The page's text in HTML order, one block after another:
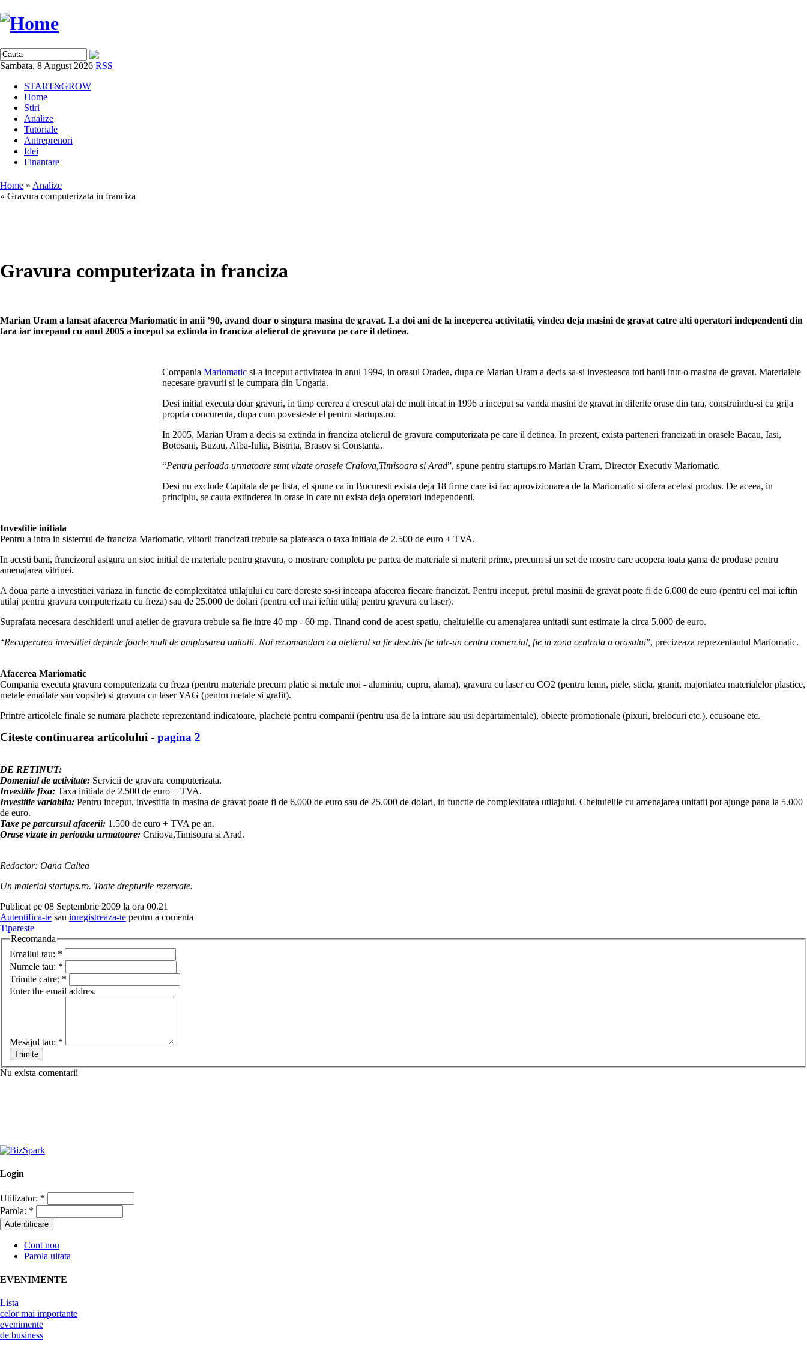
Sambata, 8 August 2026 RSS
START&GROW
Home
Stiri
Analize
Tutoriale
Antreprenori
Idei
Finantare
Home » Analize
» Gravura computerizata in franciza
Gravura computerizata in franciza
Marian Uram a lansat afacerea Mariomatic in anii ’90, avand doar o singura masina de gravat. La doi ani de la inceperea activitatii, vindea deja masini de gravat catre alti operatori independenti din
tara iar incepand cu anul 2005 a inceput sa extinda in franciza atelierul de gravura pe care il detinea.
Compania Mariomatic si-a inceput activitatea in anul 1994, in orasul Oradea, dupa ce Marian Uram a decis sa-si investeasca toti banii intr-o masina de gravat. Materialele
necesare gravurii si le cumpara din Ungaria.
Desi initial executa doar gravuri, in timp cererea a crescut atat de mult incat in 1996 a inceput sa vanda masini de gravat in diferite orase din tara, construindu-si cu grija
propria concurenta, dupa cum povesteste el pentru startups.ro.
In 2005, Marian Uram a decis sa extinda in franciza atelierul de gravura computerizata pe care il detinea. In prezent, exista parteneri francizati in orasele Bacau, Iasi,
Botosani, Buzau, Alba-Iulia, Bistrita, Brasov si Constanta.
“Pentru perioada urmatoare sunt vizate orasele Craiova,Timisoara si Arad”, spune pentru startups.ro Marian Uram, Director Executiv Mariomatic.
Desi nu exclude Capitala de pe lista, el spune ca in Bucuresti exista deja 18 firme care isi fac aprovizionarea de la Mariomatic si ofera acelasi produs. De aceea, in
principiu, se cauta extinderea in orase in care nu exista deja operatori independenti.
Investitie initiala
Pentru a intra in sistemul de franciza Mariomatic, viitorii francizati trebuie sa plateasca o taxa initiala de 2.500 de euro + TVA.
In acesti bani, francizorul asigura un stoc initial de materiale pentru gravura, o mostrare completa pe partea de materiale si materii prime, precum si un set de mostre care acopera toata gama de produse pentru
amenajarea vitrinei.
A doua parte a investitiei variaza in functie de complexitatea utilajului cu care doreste sa-si inceapa afacerea fiecare francizat. Pentru inceput, pretul masinii de gravat poate fi de 6.000 de euro (pentru cel mai ieftin
utilaj pentru gravura computerizata cu freza) sau de 25.000 de dolari (pentru cel mai ieftin utilaj pentru gravura cu laser).
Suprafata necesara deschiderii unui atelier de gravura trebuie sa fie intre 40 mp - 60 mp. Tinand cond de acest spatiu, cheltuielile cu amenajarea unitatii sunt estimate la circa 5.000 de euro.
“Recuperarea investitiei depinde foarte mult de amplasarea unitatii. Noi recomandam ca atelierul sa fie deschis fie intr-un centru comercial, fie in zona centrala a orasului”, precizeaza reprezentantul Mariomatic.
Afacerea Mariomatic
Compania executa gravura computerizata cu freza (pentru materiale precum platic si metale moi - aluminiu, cupru, alama), gravura cu laser cu CO2 (pentru lemn, piele, sticla, granit, majoritatea materialelor plastice,
metale emailate sau vopsite) si gravura cu laser YAG (pentru metale si grafit).
Printre articolele finale se numara plachete reprezentand indicatoare, plachete pentru companii (pentru usa de la intrare sau usi departamentale), obiecte promotionale (pixuri, brelocuri etc.), ecusoane etc.
Citeste continuarea articolului - pagina 2
DE RETINUT:
Domeniul de activitate: Servicii de gravura computerizata.
Investitie fixa: Taxa initiala de 2.500 de euro + TVA.
Investitie variabila: Pentru inceput, investitia in masina de gravat poate fi de 6.000 de euro sau de 25.000 de dolari, in functie de complexitatea utilajului. Cheltuielile cu amenajarea unitatii pot ajunge pana la 5.000
de euro.
Taxe pe parcursul afacerii: 1.500 de euro + TVA pe an.
Orase vizate in perioada urmatoare: Craiova,Timisoara si Arad.
Redactor: Oana Caltea
Un material startups.ro. Toate drepturile rezervate.
Publicat pe 08 Septembrie 2009 la ora 00.21
Autentifica-te sau inregistreaza-te pentru a comenta
Tipareste
Recomanda
Emailul tau: *
Numele tau: *
Trimite catre: *
Enter the email addres.
Mesajul tau: *
Nu exista comentarii
Login
Utilizator: *
Parola: *
Cont nou
Parola uitata
EVENIMENTE
Lista
celor mai importante
evenimente
de business